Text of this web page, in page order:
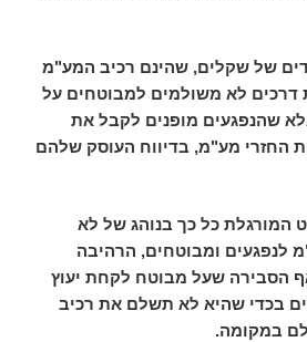
של שקלים, שהינם רכיב המע"מ
דרכים לא משולמים למבוטחים על
שהנפגעים מופנים לקבל את
החזרי מע"מ, בדיווח העוסק שלהם
המורגלת כל כך בנוהג של לא
לנפגעים ומבוטחים, הרהיבה
הסבירה שעל מבוטח לקחת יעוץ
בכדי שהיא לא תשלם את רכיב
במקומה.